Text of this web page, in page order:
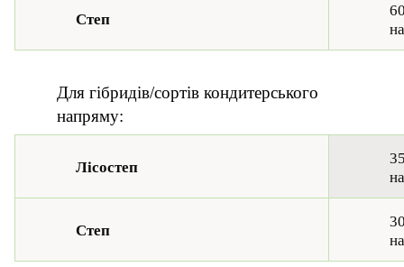
Степ
Для гібридів/сортів кондитерського
напряму:
Лісостеп
Степ